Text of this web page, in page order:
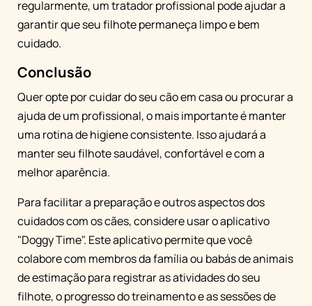
regularmente, um tratador profissional pode ajudar a
garantir que seu filhote permaneça limpo e bem
cuidado.
Conclusão
Quer opte por cuidar do seu cão em casa ou procurar a
ajuda de um profissional, o mais importante é manter
uma rotina de higiene consistente. Isso ajudará a
manter seu filhote saudável, confortável e com a
melhor aparência.
Para facilitar a preparação e outros aspectos dos
cuidados com os cães, considere usar o aplicativo
"Doggy Time". Este aplicativo permite que você
colabore com membros da família ou babás de animais
de estimação para registrar as atividades do seu
filhote, o progresso do treinamento e as sessões de